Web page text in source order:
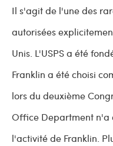
Il s'agit de l'une des
autorisées
Unis. L'USPS a été
Franklin a été choisi
lors du deuxième
Office Department n'a
l'activité de Franklin.